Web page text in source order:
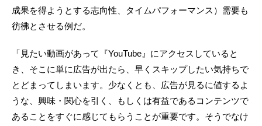
成果を得ようとする志向性、タイムパフォーマンス）需要も
彷彿とさせる例だ。
「見たい動画があって『YouTube』にアクセスしていると
き、そこに単に広告が出たら、早くスキップしたい気持ちで
とどまってしまいます。少なくとも、広告が見るに値するよ
うな、興味・関心を引く、もしくは有益であるコンテンツで
あることをすぐに感じてもらうことが重要です。そうでなけ